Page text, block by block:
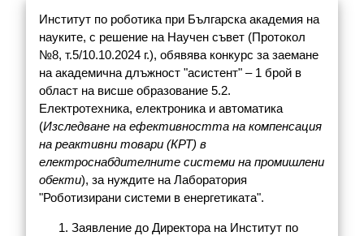
Институт по роботика при Българска академия на
науките, с решение на Научен съвет (Протокол
№8, т.5/10.10.2024 г.), обявява конкурс за заемане
на академична длъжност "асистент" – 1 брой в
област на висше образование 5.2.
Електротехника, електроника и автоматика
(Изследване на ефективността на компенсация
на реактивни товари (КРТ) в
електроснабдителните системи на промишлени
обекти), за нуждите на Лаборатория
"Роботизирани системи в енергетиката".
Заявление до Директора на Институт по